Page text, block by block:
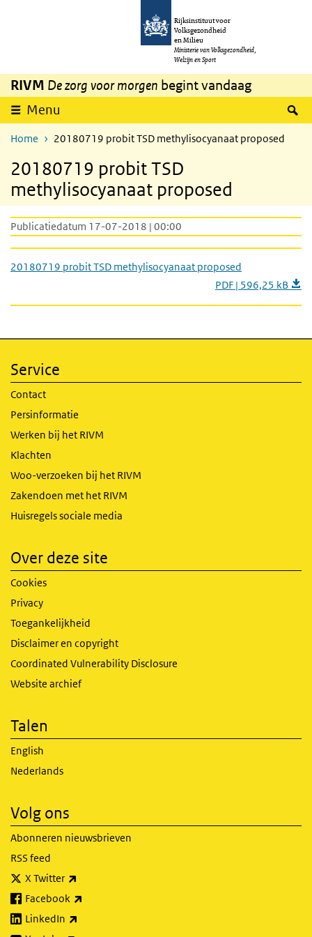
Overslaan en naar de inhoud gaan
Rijksinstituut voor
Volksgezondheid
en Milieu
Ministerie van Volksgezondheid,
Welzijn en Sport
RIVM De zorg voor morgen begint vandaag
Menu
Home 20180719 probit TSD methylisocyanaat proposed
20180719 probit TSD
methylisocyanaat proposed
Publicatiedatum 17-07-2018 | 00:00
20180719 probit TSD methylisocyanaat proposed
PDF | 596,25 kB
Service
Contact
Persinformatie
Werken bij het RIVM
Klachten
Woo-verzoeken bij het RIVM
Zakendoen met het RIVM
Huisregels sociale media
Over deze site
Cookies
Privacy
Toegankelijkheid
Disclaimer en copyright
Coordinated Vulnerability Disclosure
Website archief
Talen
English
Nederlands
Volg ons
Abonneren nieuwsbrieven
RSS feed
X Twitter
Facebook
LinkedIn